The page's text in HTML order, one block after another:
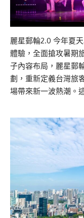
麗星郵輪2.0 今年夏
體驗，全面搶攻暑期
子內容布局，麗星郵
劃，重新定義台灣旅
場帶來新一波熱潮。